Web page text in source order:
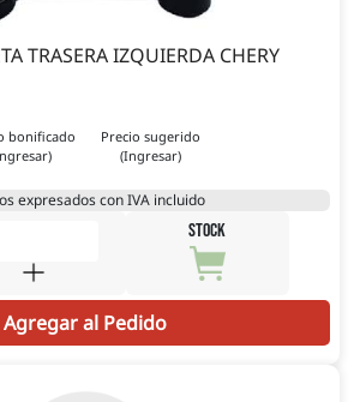
TRASERA IZQUIERDA CHERY
bonificado
Precio sugerido
(Ingresar)
expresados con IVA incluido
STOCK
Agregar al Pedido